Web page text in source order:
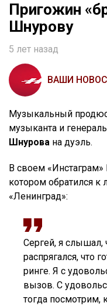
Пригожин
Шнурову
5 лет назад
ВАШИ
Музыкальный
музыканта и
Шнурова на дуэль.
В своем
котором обратился к
«Ленинград»:
Сергей, я слышал,
распрягался, что
ринге. Я с
вызов. С
тогда посмотрим,